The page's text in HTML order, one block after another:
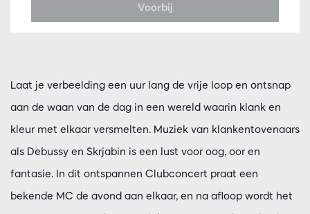
Voorbij
Laat je verbeelding een uur lang de vrije loop en ontsnap
aan de waan van de dag in een wereld waarin klank en
kleur met elkaar versmelten. Muziek van klankentovenaars
als Debussy en Skrjabin is een lust voor oog, oor en
fantasie. In dit ontspannen Clubconcert praat een
bekende MC de avond aan elkaar, en na afloop wordt het